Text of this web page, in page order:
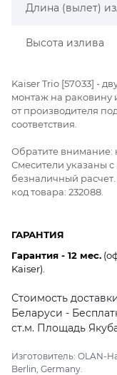
Длина (вылет)
Высота излива
Kaiser Trio [57033] -
монтаж на раковину
от производителя
соответствия.
Обратите внимание:
Смесители указаны
безналичный
код товара: 232088.
ГАРАНТИЯ
Гарантия - 12 мес.
Kaiser).
Стоимость
Беларуси -
ст.м. Площадь
Изготовитель: OLAN-
Berlin, Germany.